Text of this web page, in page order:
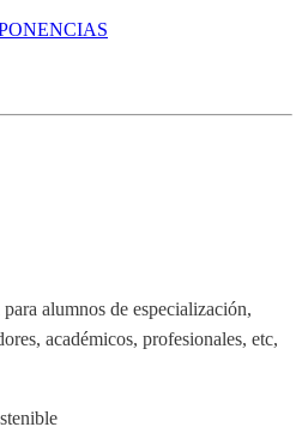
alumnos de especialización,
académicos, profesionales, etc,